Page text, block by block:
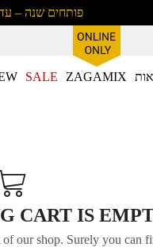
פותחים שנה – עד 30%
ZAGAMIX
SALE
CART IS
our shop. Surely you can